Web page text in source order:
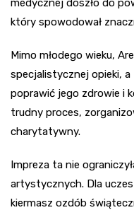
który spowodował
Mimo młodego wieku,
specjalistycznej opieki,
poprawić jego zdrowie i
trudny proces,
charytatywny.
Impreza ta nie
artystycznych. Dla
kiermasz ozdób